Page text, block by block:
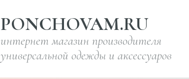
PONCHOVAM.RU
интернет магазин производителя
универсальной одежды и аксессуаров